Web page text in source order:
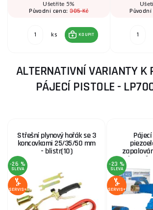
Ušetříte 5%
Původní cena:305 Kč
ks KOUPIT
ALTERNATIVNÍ VARIANTY K
PÁJECÍ PISTOLE -
Střešní plynový hořák se 3
koncovkami 25/35/50 mm
- blistr(10)
-26 %
SLEVA
SERVIS+
kartuše
-23 %
SLEVA
SERVIS+